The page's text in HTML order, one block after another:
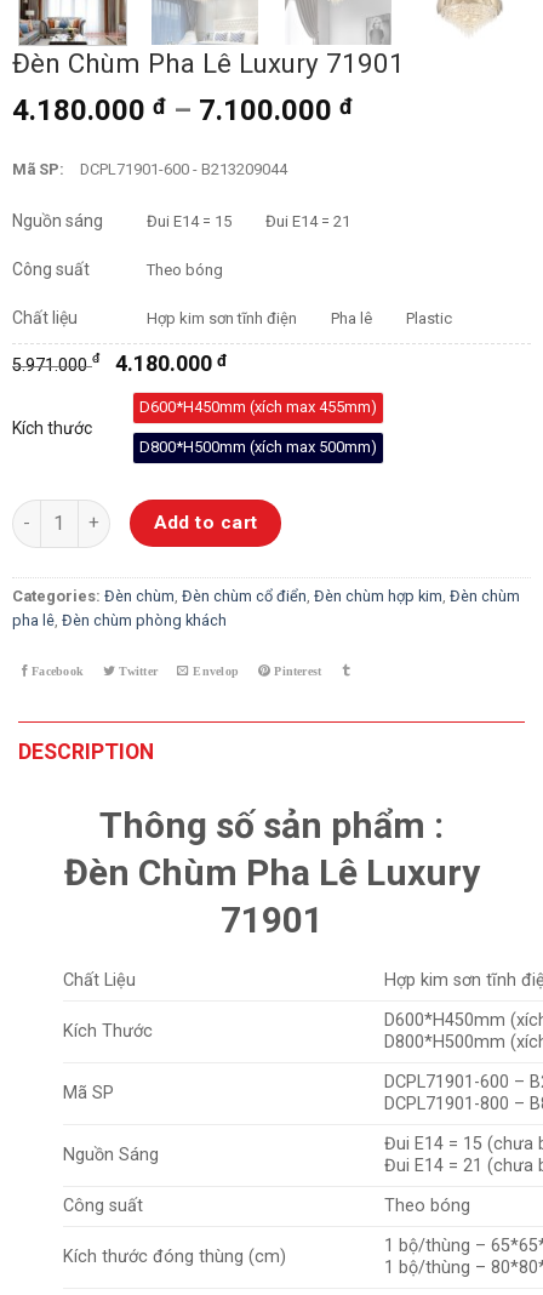
Đèn Chùm Pha Lê Luxury 71901
4.180.000 đ – 7.100.000 đ
Mã SP: DCPL71901-600 - B213209044
Nguồn sáng Đui E14 = 15 Đui E14 = 21
Công suất Theo bóng
Chất liệu Hợp kim sơn tĩnh điện Pha lê Plastic
5.971.000đ 4.180.000đ
Kích thước
D600*H450mm (xích max 455mm)
D800*H500mm (xích max 500mm)
Đèn Chùm Pha Lê Luxury 71901 quantity
Add to cart
Categories: Đèn chùm Đèn chùm cổ điển Đèn chùm hợp kim Đèn chùm
pha lê Đèn chùm phòng khách
DESCRIPTION
Thông số sản phẩm :
Đèn Chùm Pha Lê Luxury
71901
Chất Liệu Hợp kim sơn tĩnh
Kích Thước
D600*H450mm
D800*H500mm
Mã SP
DCPL71901-600 –
DCPL71901-800 –
Nguồn Sáng
Đui E14 = 15 (chưa
Đui E14 = 21 (chưa
Công suất
Theo bóng
Kích thước đóng thùng (cm)
1 bộ/thùng –
1 bộ/thùng –